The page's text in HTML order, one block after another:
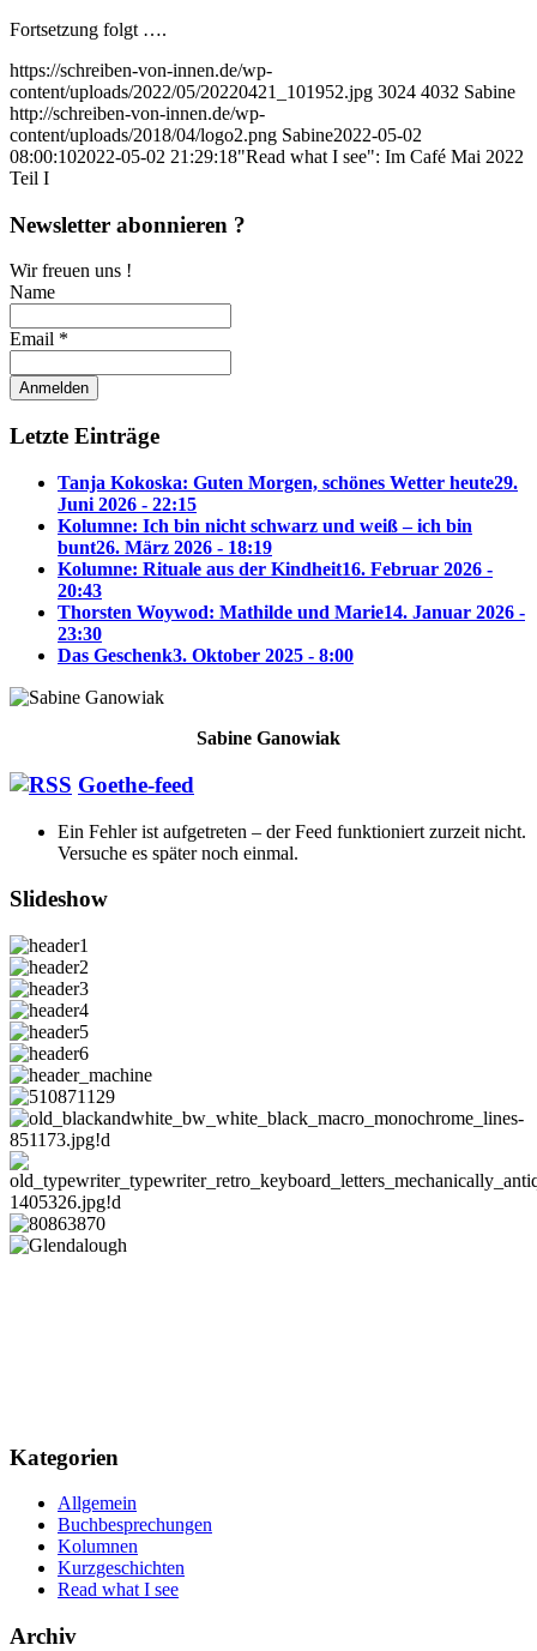
Fortsetzung folgt ….
https://schreiben-von-innen.de/wp-
content/uploads/2022/05/20220421_101952.jpg 3024 4032 Sabine
http://schreiben-von-innen.de/wp-
content/uploads/2018/04/logo2.png Sabine2022-05-02
08:00:102022-05-02 21:29:18"Read what I see": Im Café Mai 2022
Teil I
Newsletter abonnieren ?
Wir freuen uns !
Name
Email *
Letzte Einträge
Tanja Kokoska: Guten Morgen, schönes Wetter heute29.
Juni 2026 - 22:15
Kolumne: Ich bin nicht schwarz und weiß – ich bin
bunt26. März 2026 - 18:19
Kolumne: Rituale aus der Kindheit16. Februar 2026 -
20:43
Thorsten Woywod: Mathilde und Marie14. Januar 2026 -
23:30
Das Geschenk3. Oktober 2025 - 8:00
Sabine Ganowiak
Goethe-feed
Ein Fehler ist aufgetreten – der Feed funktioniert zurzeit nicht.
Versuche es später noch einmal.
Slideshow
Kategorien
Allgemein
Buchbesprechungen
Kolumnen
Kurzgeschichten
Read what I see
Archiv